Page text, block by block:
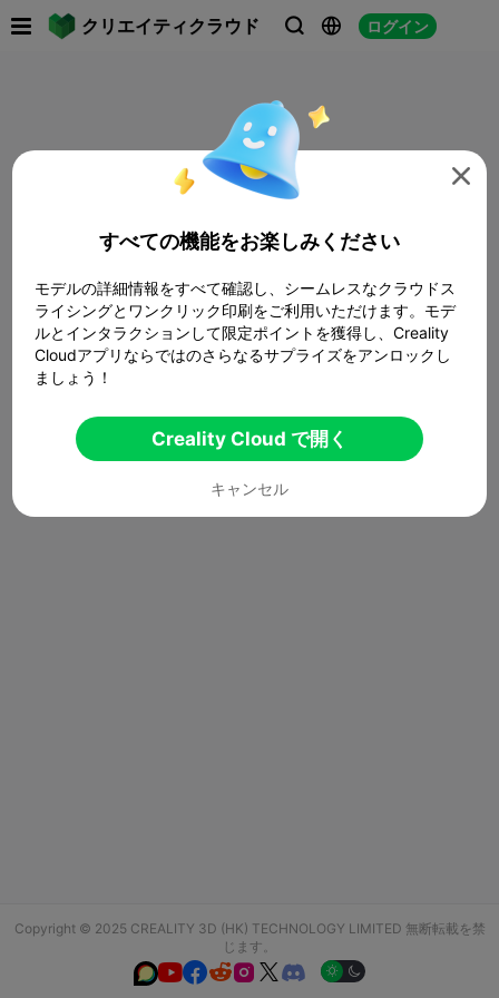
クリエイティクラウド   ログイン
Copyright © 2025 CREALITY 3D (HK) TECHNOLOGY LIMITED 無断転載を禁
じます。
  

すべての機能をお楽しみください
モデルの詳細情報をすべて確認し、シームレスなクラウドス
ライシングとワンクリック印刷をご利用いただけます。モデ
ルとインタラクションして限定ポイントを獲得し、Creality
Cloudアプリならではのさらなるサプライズをアンロックし
ましょう！
Creality Cloud で開く
キャンセル